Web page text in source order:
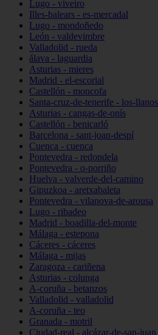
Lugo - viveiro
Illes-balears - es-mercadal
Lugo - mondoñedo
León - valdevimbre
Valladolid - rueda
álava - laguardia
Asturias - mieres
Madrid - el-escorial
Castellón - moncofa
Santa-cruz-de-tenerife - los-
Asturias - cangas-de-onís
Castellón - benicarló
Barcelona - sant-joan-despí
Cuenca - cuenca
Pontevedra - redondela
Pontevedra - o-porriño
Huelva - valverde-del-camino
Gipuzkoa - aretxabaleta
Pontevedra - vilanova-de-arousa
Lugo - ribadeo
Madrid - boadilla-del-monte
Málaga - estepona
Cáceres - cáceres
Málaga - mijas
Zaragoza - cariñena
Asturias - colunga
A-coruña - betanzos
Valladolid - valladolid
A-coruña - teo
Granada - motril
Ciudad-real - alcázar-de-san-juan